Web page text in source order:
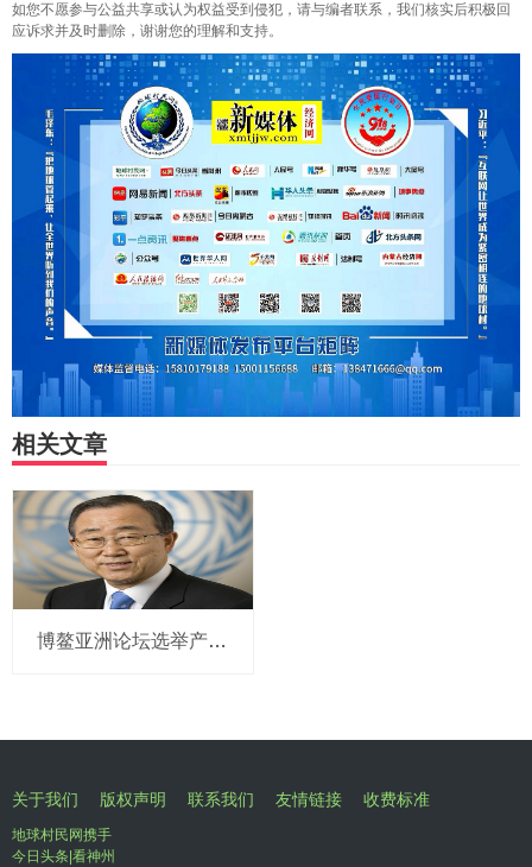
如您不愿参与公益共享或认为权益受到侵犯，请与编者联系，我们核实后积极回
应诉求并及时删除，谢谢您的理解和支持。
相关文章
博鳌亚洲论坛选举产生新一届理事会 潘基文当选理事长
关于我们 版权声明 联系我们 友情链接 收费标准
地球村民网携手
今日头条|看神州